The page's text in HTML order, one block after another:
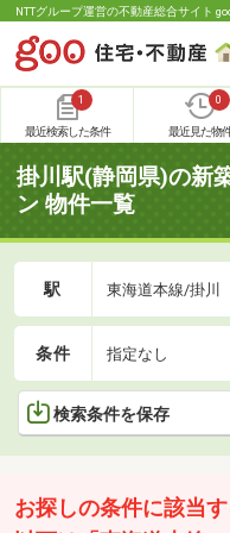
NTTグループ運営の不動産総合サイト
1
最近検索した条件
0
最近見た物
掛川駅(静岡県)の新
ン 物件一覧
駅 東海道本線/掛川
条件 指定なし
検索条件を保存
お探しの条件に該当